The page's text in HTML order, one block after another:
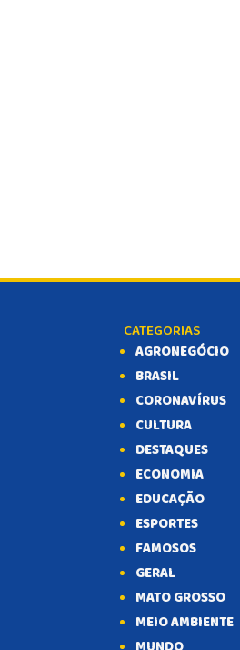
CATEGORIAS
AGRONEGÓCIO
BRASIL
CORONAVÍRUS
CULTURA
DESTAQUES
ECONOMIA
EDUCAÇÃO
ESPORTES
FAMOSOS
GERAL
MATO GROSSO
MEIO AMBIENTE